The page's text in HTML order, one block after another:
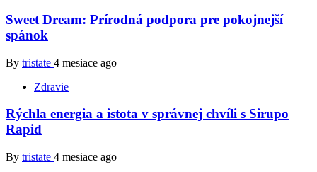
Sweet Dream: Prírodná podpora pre pokojnejší
spánok
By tristate 4 mesiace ago
Zdravie
Rýchla energia a istota v správnej chvíli s Sirupo
Rapid
By tristate 4 mesiace ago